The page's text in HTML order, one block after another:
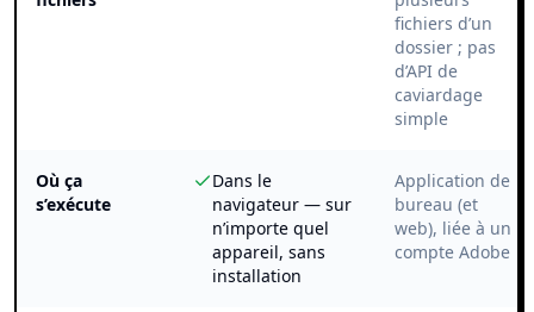
fichiers d’un
dossier ; pas
d’API de
caviardage
simple
Où ça
s’exécute
Dans le
navigateur — sur
n’importe quel
appareil, sans
installation
Application de
bureau (et
web), liée à un
compte Adobe